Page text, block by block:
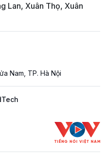
Lan, Xuân Thọ, Xuân
Nam, TP. Hà Nội